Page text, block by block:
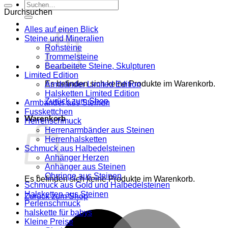
Suche
nach:
Es befinden sich keine Produkte im Warenkorb.
Zurück zum Shop
Warenkorb
Es befinden sich keine Produkte im Warenkorb.
Zurück zum Shop
Durchsuchen
Alles auf einen Blick
Steine und Mineralien
Rohsteine
Trommelsteine
Bearbeitete Steine, Skulpturen
Limited Edition
Armbänder Limited Edition
Halsketten Limited Edition
Armbänder aus Steinen
Fusskettchen
Herrenschmuck
Herrenarmbänder aus Steinen
Herrenhalsketten
Schmuck aus Halbedelsteinen
Anhänger Herzen
Anhänger aus Steinen
Ohrringe aus Steinen
Schmuck aus Gold und Halbedelsteinen
Halsketten aus Steinen
Perlenschmuck
halskette für babys
Kleine Preise